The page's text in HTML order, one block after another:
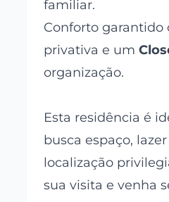
familiar.
Conforto
privativa e um
organização.
Esta residência é
busca espaço,
localização
sua visita e venha